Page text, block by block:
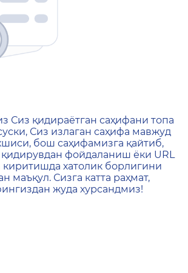
не
Сиз қидираётган саҳифани топа
Сиз излаган саҳифа мавжуд
бош саҳифамизга қайтиб,
қидирувдан фойдаланиш ёки URL
хатолик борлигини
маъқул. Сизга катта раҳмат,
жуда хурсандмиз!